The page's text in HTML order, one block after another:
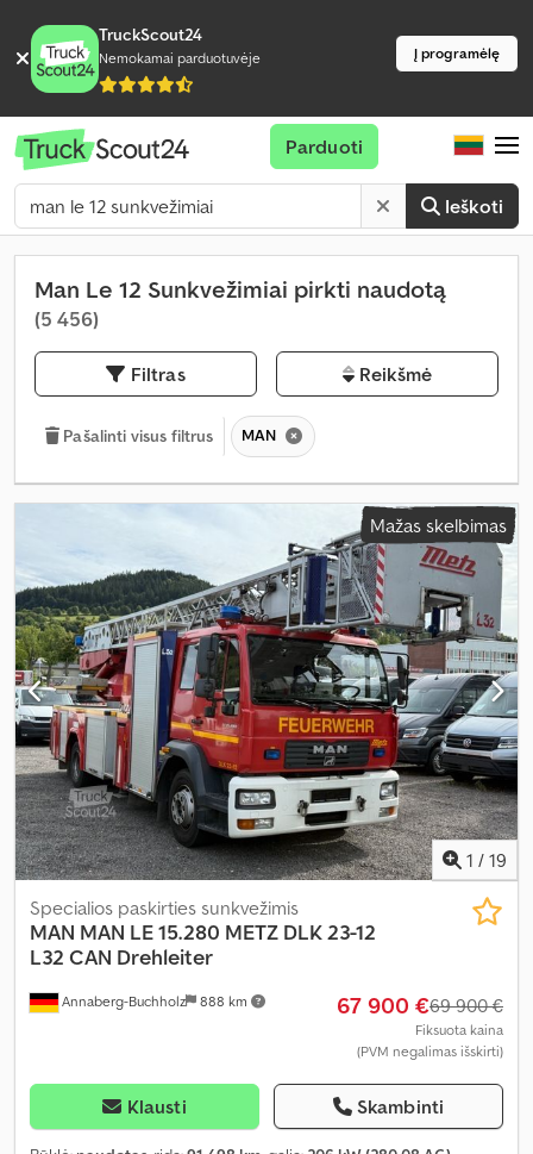
TruckScout24
Nemokamai parduotuvėje Į programėlę
Ieškoti
Parduoti
Man Le 12 Sunkvežimiai pirkti naudotą
(5 456)
Filtras Reikšmė
Pašalinti visus filtrus MAN
Mažas skelbimas
1 / 19
Annaberg-Buchholz 888 km
Specialios paskirties sunkvežimis
MAN MAN LE 15.280 METZ DLK 23-12
L32 CAN Drehleiter
67 900 €69 900 €
Fiksuota kaina
(PVM negalimas išskirti)
Klausti Skambinti